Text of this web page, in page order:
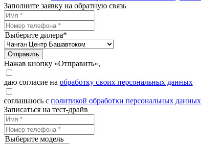
Заполните заявку на обратную связь
Выберите дилера*
Отправить
Нажав кнопку «Отправить»,
даю согласие на обработку своих персональных данных
соглашаюсь с политикой обработки персональных данных
Записаться на тест-драйв
Выберите модель